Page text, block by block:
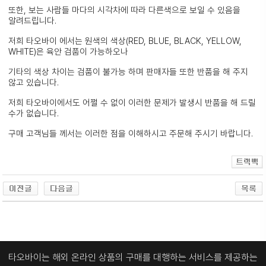
또한, 보는 사람들 마다의 시각차에 따라 다른색으로 보일 수 있음을
알려드립니다.
저희 타오바이 에서는 원색의 색상(RED, BLUE, BLACK, YELLOW,
WHITE)은 육안 검품이 가능하오나
기타의 색상 차이는 검품이 불가능 하며 판매자들 또한 반품을 해 주지
않고 있습니다.
저희 타오바이에서도 어쩔 수 없이 이러한 문제가 발생시 반품을 해 드릴
수가 없습니다.
구매 고객님들 께서는 이러한 점을 이해하시고 주문해 주시기 바랍니다.
타오바이는 해외 온라인 상품의 구매를 대행하는 서비스를 제공하는